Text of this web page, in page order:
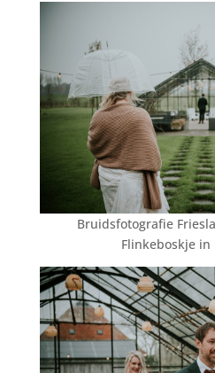
Bruidsfotografie
Flinkeboskje in